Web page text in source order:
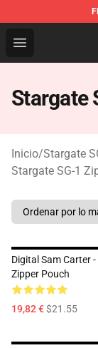
Open menu
Stargate
Stargate
Inicio/Stargate
Stargate SG-1
Digital Sam Carter
Zipper Pouch
19,82 €$21.55